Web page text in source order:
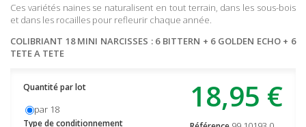
Ces variétés naines se naturalisent en tout terrain, dans les sous-bois
et dans les rocailles pour refleurir chaque année.
COLIBRIANT 18 MINI NARCISSES : 6 BITTERN + 6 GOLDEN ECHO + 6
TETE A TETE
18,95 €
Quantité par lot
par 18
Type de conditionnement